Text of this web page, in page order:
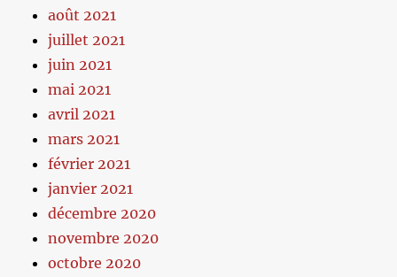
août 2021
juillet 2021
juin 2021
mai 2021
avril 2021
mars 2021
février 2021
janvier 2021
décembre 2020
novembre 2020
octobre 2020